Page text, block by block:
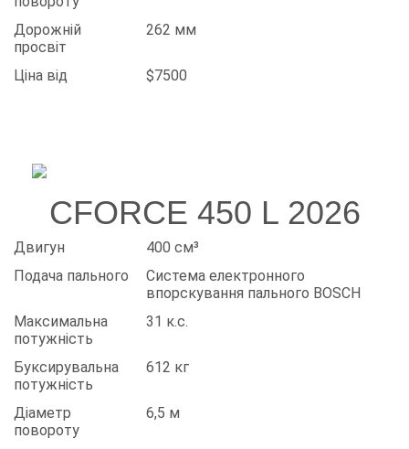
Дорожній
просвіт
262 мм
Ціна від $7500
CFORCE 450 L 2026
Двигун
400 см³
Подача пального
Система електронного
впорскування пального BOSCH
Максимальна
потужність
31 к.с.
Буксирувальна
потужність
612 кг
Діаметр
повороту
6,5 м